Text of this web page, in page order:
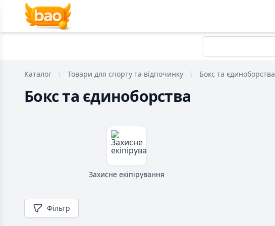
Каталог Товари для спорту та відпочинку Бокс та єдиноборства
Бокс та єдиноборства
Захисне екіпірування
Фільтр